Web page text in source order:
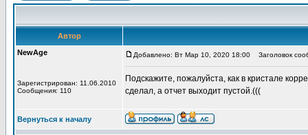
Автор
NewAge
Зарегистрирован: 11.06.2010
Сообщения: 110
Добавлено: Вт Мар 10, 2020 18:00 Заголовок
Подскажите, пожалуйста, как в кристале
сделал, а отчет выходит пустой.(((
Вернуться к началу